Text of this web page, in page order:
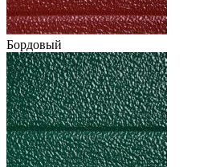
Бордовый